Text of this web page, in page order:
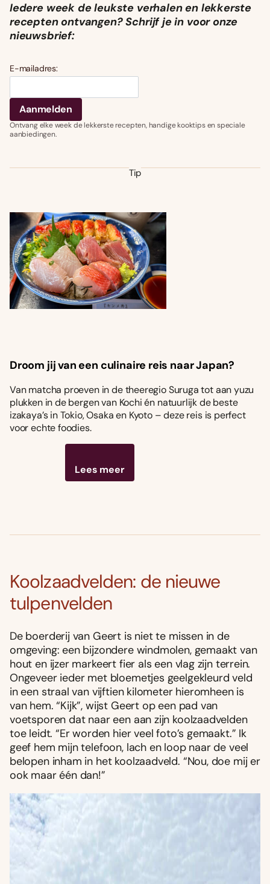
Iedere week de leukste verhalen en lekkerste
recepten ontvangen? Schrijf je in voor onze
nieuwsbrief:
E-mailadres:
Ontvang elke week de lekkerste recepten, handige kooktips en speciale
aanbiedingen.
Tip
Droom jij van een culinaire reis naar Japan?
Van matcha proeven in de theeregio Suruga tot aan yuzu
plukken in de bergen van Kochi én natuurlijk de beste
izakaya’s in Tokio, Osaka en Kyoto – deze reis is perfect
voor echte foodies.
Lees meer
Koolzaadvelden: de nieuwe
tulpenvelden
De boerderij van Geert is niet te missen in de
omgeving: een bijzondere windmolen, gemaakt van
hout en ijzer markeert fier als een vlag zijn terrein.
Ongeveer ieder met bloemetjes geelgekleurd veld
in een straal van vijftien kilometer hieromheen is
van hem. “Kijk”, wijst Geert op een pad van
voetsporen dat naar een aan zijn koolzaadvelden
toe leidt. “Er worden hier veel foto’s gemaakt.” Ik
geef hem mijn telefoon, lach en loop naar de veel
belopen inham in het koolzaadveld. “Nou, doe mij er
ook maar één dan!”